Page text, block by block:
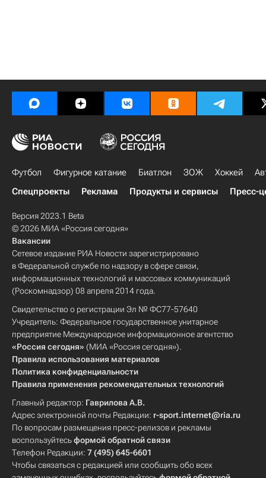
Футбол Фигурное катание Биатлон ЗОЖ Хоккей
Спецпроекты
Реклама Продукты и сервисы Пресс-
Версия 2023.1 Beta
© 2026 МИА «Россия сегодня»
Вакансии
Сетевое издание РИА Новости зарегистрировано
в Федеральной службе по надзору в сфере связи,
информационных технологий и массовых коммуникаций
(Роскомнадзор) 08 апреля 2014 года.
Свидетельство о регистрации Эл № ФС77-57640
Учредитель: Федеральное государственное унитарное
предприятие Международное информационное агентство
«Россия сегодня» (МИА «Россия сегодня»).
Правила использования материалов
Политика конфиденциальности
Правила применения рекомендательных технологий
Главный редактор: Гаврилова А.В.
Адрес электронной почты Редакции: r-sport.internet@ria.ru
По вопросам размещения пресс-релизов и рекламы
воспользуйтесьформой обратной связи
Телефон Редакции: 7 (495) 645-6601
Чтобы связаться с редакцией или сообщить обо всех